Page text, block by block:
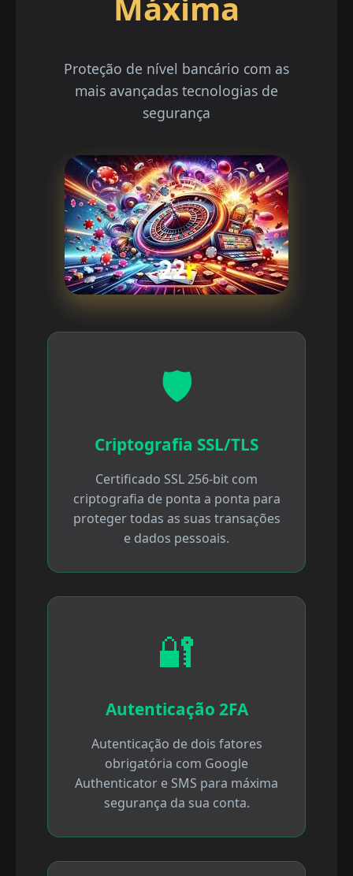
Proteção de nível bancário com as
mais avançadas tecnologias de
segurança
🛡️
Criptografia SSL/TLS
Certificado SSL 256-bit com
criptografia de ponta a ponta para
proteger todas as suas transações
e dados pessoais.
🔐
Autenticação 2FA
Autenticação de dois fatores
obrigatória com Google
Authenticator e SMS para máxima
segurança da sua conta.